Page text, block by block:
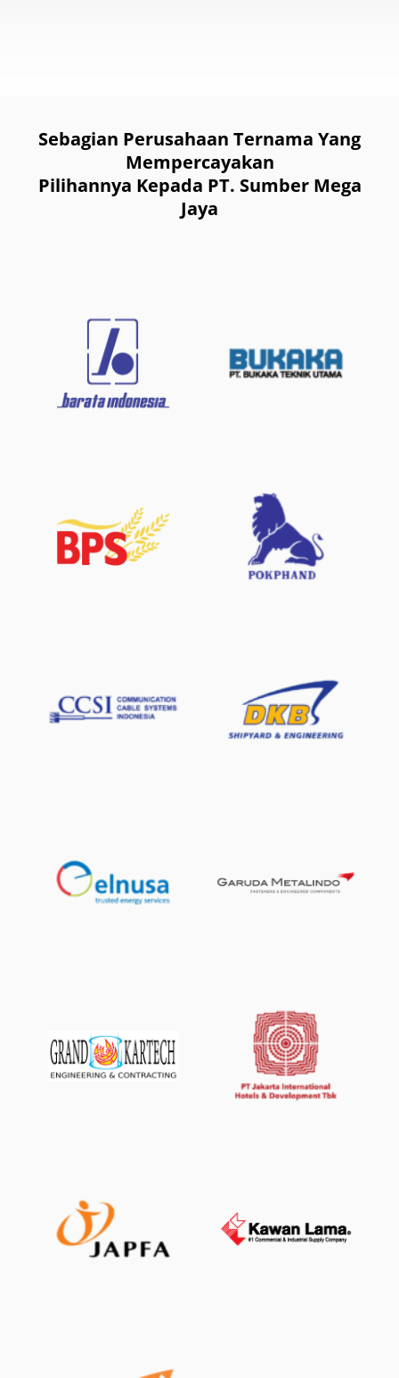
Sebagian Perusahaan Ternama Yang
Mempercayakan
Pilihannya Kepada PT. Sumber Mega
Jaya